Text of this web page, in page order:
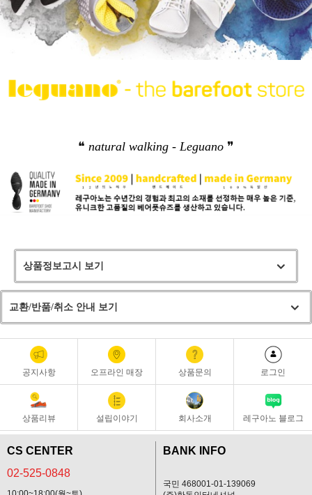
❝ natural walking - Leguano ❞
상품정보고시 보기
교환/반품/취소 안내 보기
공지사항 오프라인 매장 상품문의 로그인
상품리뷰 설립이야기 회사소개 레구아노 블로그
CS CENTER
02-525-0848
BANK INFO
국민 468001-01-139069